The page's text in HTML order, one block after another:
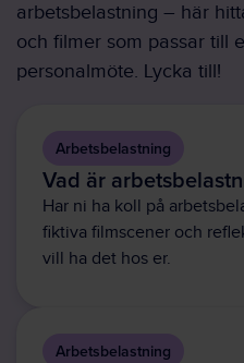
arbetsbelastning – här
och filmer som passar till
personalmöte. Lycka till!
Arbetsbelastning
Vad är
Har ni ha koll på
fiktiva filmscener och
vill ha det hos er.
Arbetsbelastning